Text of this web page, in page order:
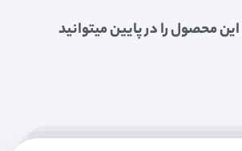
محصول را در پایین میتوانید